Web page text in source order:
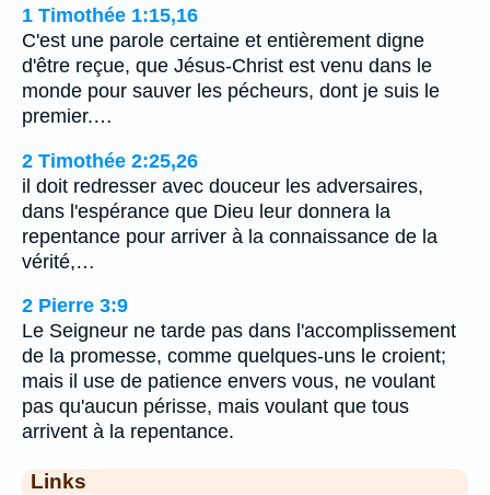
1 Timothée 1:15,16
C'est une parole certaine et entièrement digne
d'être reçue, que Jésus-Christ est venu dans le
monde pour sauver les pécheurs, dont je suis le
premier.…
2 Timothée 2:25,26
il doit redresser avec douceur les adversaires,
dans l'espérance que Dieu leur donnera la
repentance pour arriver à la connaissance de la
vérité,…
2 Pierre 3:9
Le Seigneur ne tarde pas dans l'accomplissement
de la promesse, comme quelques-uns le croient;
mais il use de patience envers vous, ne voulant
pas qu'aucun périsse, mais voulant que tous
arrivent à la repentance.
Links